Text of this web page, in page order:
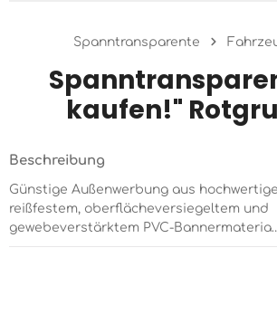
Spanntransparente
kaufen!"
Beschreibung
Günstige Außenwerbung aus
reißfestem, oberflächeversiegeltem und
gewebeverstärktem PVC-